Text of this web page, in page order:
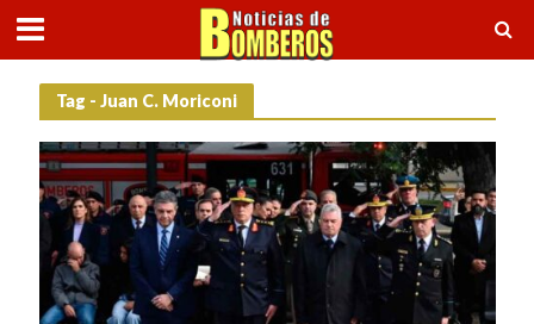
Tag - Juan C. Moriconi